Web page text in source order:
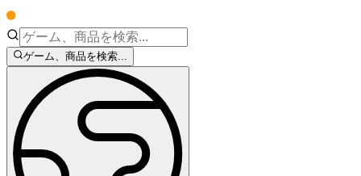
ゲーム、商品を検索...